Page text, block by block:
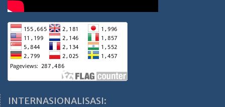
INTERNASIONALISASI: